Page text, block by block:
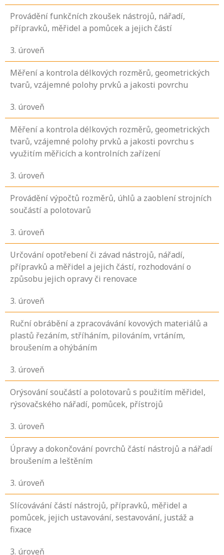
Provádění funkčních zkoušek nástrojů, nářadí,
přípravků, měřidel a pomůcek a jejich částí
3. úroveň
Měření a kontrola délkových rozměrů, geometrických
tvarů, vzájemné polohy prvků a jakosti povrchu
3. úroveň
Měření a kontrola délkových rozměrů, geometrických
tvarů, vzájemné polohy prvků a jakosti povrchu s
využitím měřicích a kontrolních zařízení
3. úroveň
Provádění výpočtů rozměrů, úhlů a zaoblení strojních
součástí a polotovarů
3. úroveň
Určování opotřebení či závad nástrojů, nářadí,
přípravků a měřidel a jejich částí, rozhodování o
způsobu jejich opravy či renovace
3. úroveň
Ruční obrábění a zpracovávání kovových materiálů a
plastů řezáním, stříháním, pilováním, vrtáním,
broušením a ohýbáním
3. úroveň
Orýsování součástí a polotovarů s použitím měřidel,
rýsovačského nářadí, pomůcek, přístrojů
3. úroveň
Úpravy a dokončování povrchů částí nástrojů a nářadí
broušením a leštěním
3. úroveň
Slícovávání částí nástrojů, přípravků, měřidel a
pomůcek, jejich ustavování, sestavování, justáž a
fixace
3. úroveň